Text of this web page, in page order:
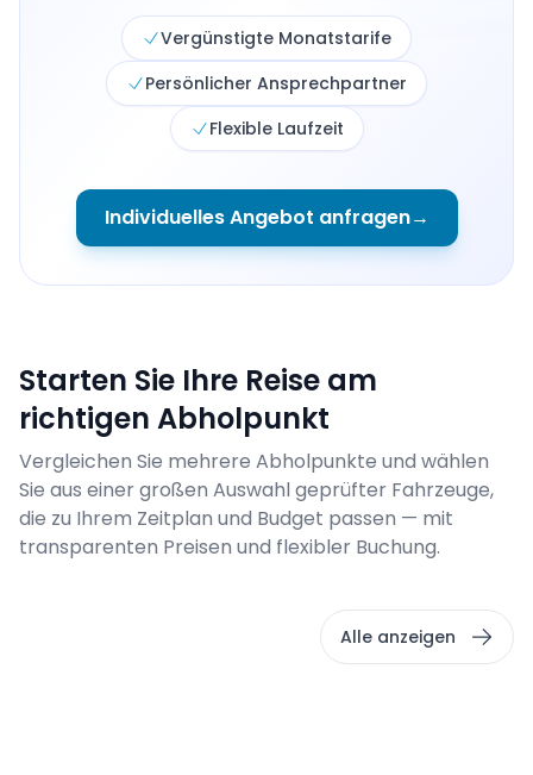
Vergünstigte Monatstarife
Persönlicher Ansprechpartner
Flexible Laufzeit
Individuelles Angebot anfragen→
Starten Sie Ihre Reise am
richtigen Abholpunkt
Vergleichen Sie mehrere Abholpunkte und wählen
Sie aus einer großen Auswahl geprüfter Fahrzeuge,
die zu Ihrem Zeitplan und Budget passen — mit
transparenten Preisen und flexibler Buchung.
Alle anzeigen